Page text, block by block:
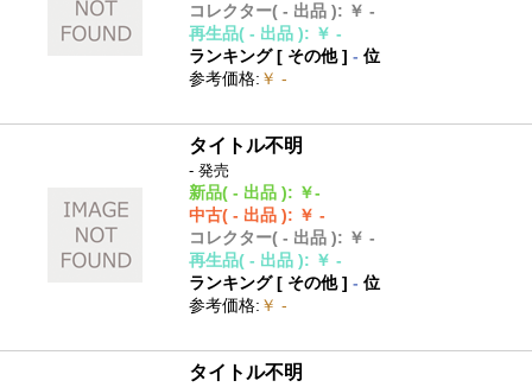
コレクター( - 出品 ): ￥ -
再生品( - 出品 ): ￥ -
ランキング [ その他]- 位
参考価格: ￥ -
タイトル不明
- 発売
新品( - 出品 ): ￥-
中古( - 出品 ): ￥ -
コレクター( - 出品 ): ￥ -
再生品( - 出品 ): ￥ -
ランキング [ その他]- 位
参考価格: ￥ -
タイトル不明